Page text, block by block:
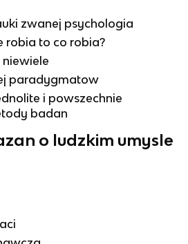
zwanej psychologia
robia to co robia?
niewiele
paradygmatow
i powszechnie
badan
o ludzkim umysle